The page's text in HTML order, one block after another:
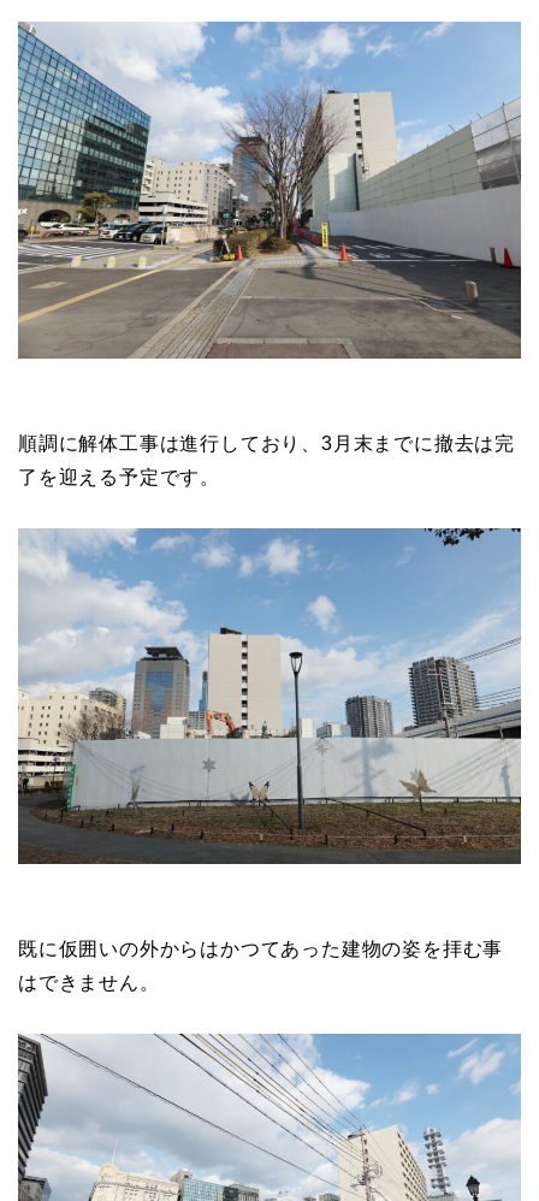
順調に解体工事は進行しており、3月末までに撤去は完
了を迎える予定です。
既に仮囲いの外からはかつてあった建物の姿を拝む事
はできません。